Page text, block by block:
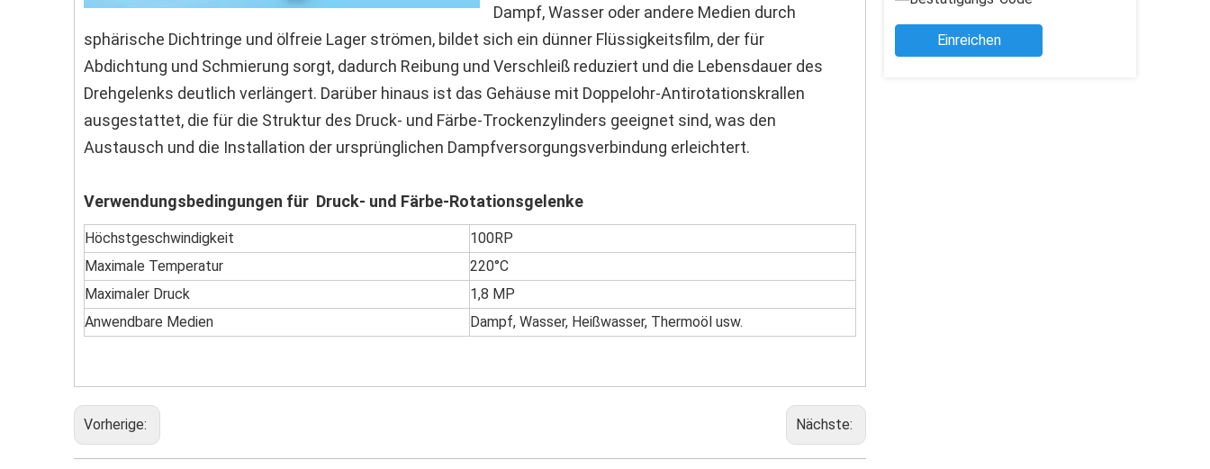
Dampf, Wasser oder andere Medien durch
sphärische Dichtringe und ölfreie Lager strömen, bildet sich ein dünner Flüssigkeitsfilm, der für
Abdichtung und Schmierung sorgt, dadurch Reibung und Verschleiß reduziert und die Lebensdauer des
Drehgelenks deutlich verlängert. Darüber hinaus ist das Gehäuse mit Doppelohr-Antirotationskrallen
ausgestattet, die für die Struktur des Druck- und Färbe-Trockenzylinders geeignet sind, was den
Austausch und die Installation der ursprünglichen Dampfversorgungsverbindung erleichtert.
Verwendungsbedingungen für Druck- und Färbe-Rotationsgelenke
Höchstgeschwindigkeit
100RP
Maximale Temperatur
220°C
Maximaler Druck
1,8 MP
Anwendbare Medien
Dampf, Wasser, Heißwasser, Thermoöl usw.
Vorherige: Nächste:
Einreichen